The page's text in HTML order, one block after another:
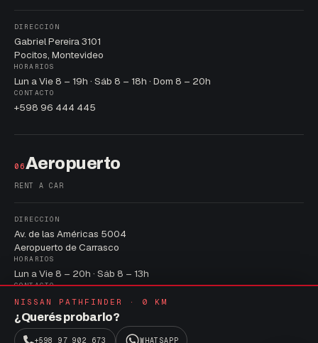
NISSAN PATHFINDER · 0 KM
¿Querés probarlo?
+598 97 902 673 WHATSAPP
DIRECCIÓN
Gabriel Pereira 3101
Pocitos, Montevideo
HORARIOS
Lun a Vie 8 – 19h · Sáb 8 – 18h · Dom 8 – 20h
CONTACTO
+598 96 444 445
06Aeropuerto
RENT A CAR
DIRECCIÓN
Av. de las Américas 5004
Aeropuerto de Carrasco
HORARIOS
Lun a Vie 8 – 20h · Sáb 8 – 13h
CONTACTO
+598 96 210 243